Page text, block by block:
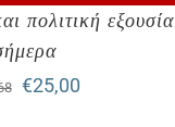
πολιτική εξουσία
Original
€25,00Η